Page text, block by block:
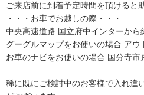
ご来店前に到着予定時間を頂けると
・・・お車でお越しの際・・・
中央高速道路 国立府中インターから
グーグルマップをお使いの場合 ア
お車のナビをお使いの場合 国分寺
稀に既にご検討中のお客様で入れ違